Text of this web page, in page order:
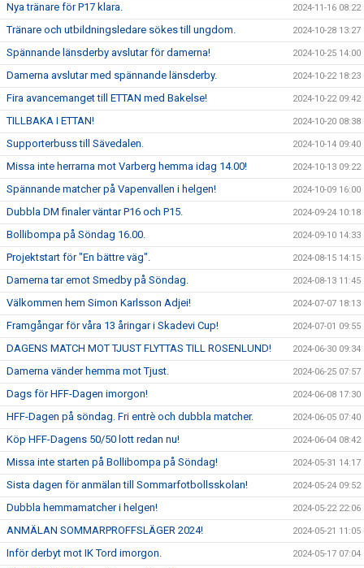
Nya tränare för P17 klara. 2024-11-16 08:22
Tränare och utbildningsledare sökes till ungdom. 2024-10-28 13:27
Spännande länsderby avslutar för damerna! 2024-10-25 14:00
Damerna avslutar med spännande länsderby. 2024-10-22 18:23
Fira avancemanget till ETTAN med Bakelse! 2024-10-22 09:42
TILLBAKA I ETTAN! 2024-10-20 08:38
Supporterbuss till Sävedalen. 2024-10-14 09:40
Missa inte herrarna mot Varberg hemma idag 14.00! 2024-10-13 09:22
Spännande matcher på Vapenvallen i helgen! 2024-10-09 16:00
Dubbla DM finaler väntar P16 och P15. 2024-09-24 10:18
Bollibompa på Söndag 16.00. 2024-09-10 14:33
Projektstart för "En bättre väg". 2024-08-15 14:15
Damerna tar emot Smedby på Söndag. 2024-08-13 11:45
Välkommen hem Simon Karlsson Adjei! 2024-07-07 18:13
Framgångar för våra 13 åringar i Skadevi Cup! 2024-07-01 09:55
DAGENS MATCH MOT TJUST FLYTTAS TILL ROSENLUND! 2024-06-30 09:34
Damerna vänder hemma mot Tjust. 2024-06-25 07:57
Dags för HFF-Dagen imorgon! 2024-06-08 17:30
HFF-Dagen på söndag. Fri entrè och dubbla matcher. 2024-06-05 07:40
Köp HFF-Dagens 50/50 lott redan nu! 2024-06-04 08:42
Missa inte starten på Bollibompa på Söndag! 2024-05-31 14:17
Sista dagen för anmälan till Sommarfotbollsskolan! 2024-05-24 09:52
Dubbla hemmamatcher i helgen! 2024-05-22 22:06
ANMÄLAN SOMMARPROFFSLÄGER 2024! 2024-05-21 11:05
Inför derbyt mot IK Tord imorgon. 2024-05-17 07:04